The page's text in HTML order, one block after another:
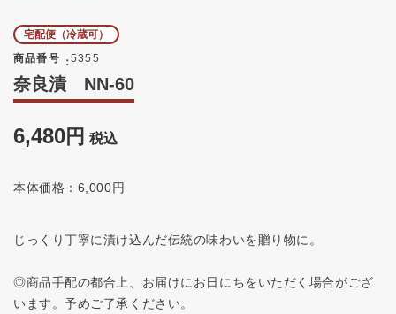
宅配便（冷蔵可）
商品番号
5355
奈良漬 NN-60
6,480 税込
本体価格：6,000円
じっくり丁寧に漬け込んだ伝統の味わいを贈り物に。
◎商品手配の都合上、お届けにお日にちをいただく場合がござ
います。予めご了承ください。